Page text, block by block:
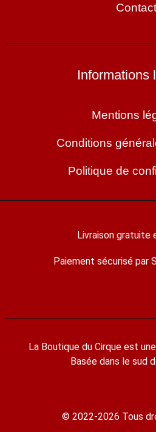
Contact
Informations
Mentions
Conditions
Politique de
Livraison gratuite
Paiement sécurisé par
La Boutique du Cirque est
Basée dans le sud
© 2022-2026 Tous